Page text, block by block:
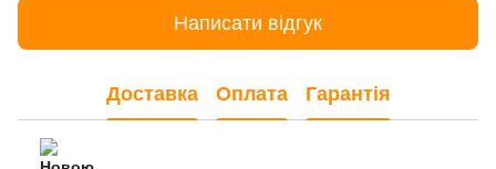
Написати відгук
Доставка Оплата Гарантія